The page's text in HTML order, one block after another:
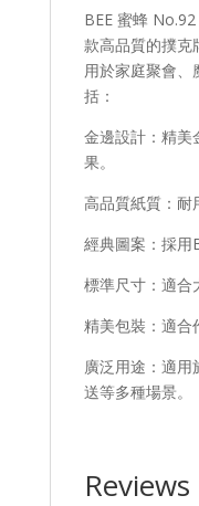
BEE 蜜蜂
款高品質的撲克
用於家庭聚會、
括：
金邊設計：精美
果。
高品質紙質：耐
經典圖案：採用
標準尺寸：適合
精美包裝：適合
廣泛用途：適用
送等多種場景。
Reviews